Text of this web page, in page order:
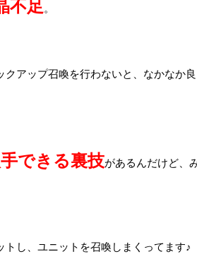
不足 。
アップ召喚を行わないと、なかなか良
できる裏技があるんだけど、
し、ユニットを召喚しまくってます♪